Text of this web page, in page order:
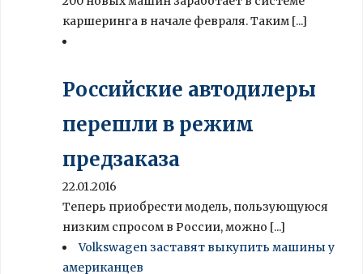
каршеринга в начале февраля. Таким [...]
Российские автодилеры
перешли в режим
предзаказа
22.01.2016
Теперь приобрести модель, пользующуюся
низким спросом в России, можно [...]
Volkswagen заставят выкупить машины у
американцев